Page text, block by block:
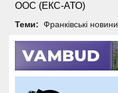
ООС (ЕКС-АТО)
Теми: Франківські новини